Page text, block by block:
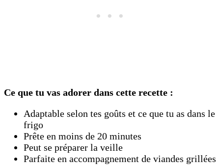
Ce que tu vas adorer dans cette recette :
Adaptable selon tes goûts et ce que tu as dans le
frigo
Prête en moins de 20 minutes
Peut se préparer la veille
Parfaite en accompagnement de viandes grillées